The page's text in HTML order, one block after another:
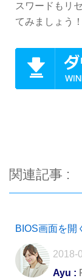
スワードもリ
てみましょう！
関連記事 :
BIOS画面を開
2018-
Ayu :